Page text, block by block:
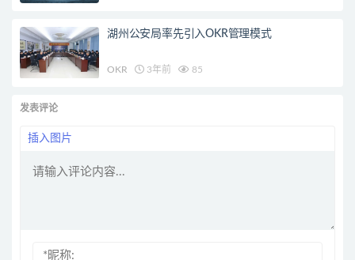
湖州公安局率先引入OKR管理模式
OKR 3年前 85
发表评论
插入图片